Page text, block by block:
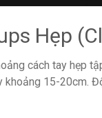
Hẹp
cách tay hẹp
khoảng 15-20cm.